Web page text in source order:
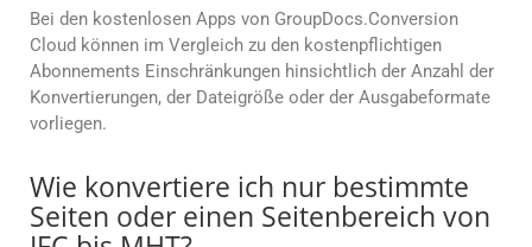
Bei den kostenlosen Apps von GroupDocs.Conversion
Cloud können im Vergleich zu den kostenpflichtigen
Abonnements Einschränkungen hinsichtlich der Anzahl der
Konvertierungen, der Dateigröße oder der Ausgabeformate
vorliegen.
Wie konvertiere ich nur bestimmte
Seiten oder einen Seitenbereich von